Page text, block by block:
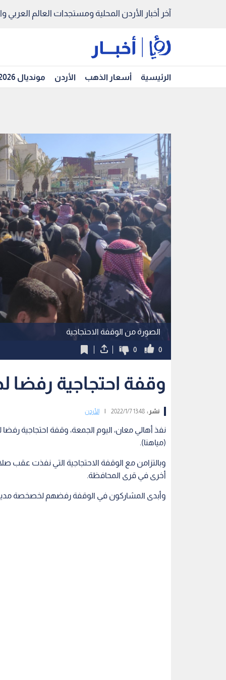
آخر أخبار الأردن المحلية ومستجدات العالم العربي
الرئيسية أسعار الذهب الأردن مونديال 2026
الصورة من الوقفة الاحتجاجية
0
0
وقفة احتجاجية
نشر :13:48 2022/1/7 الأردن
نفذ أهالي معان، اليوم الجمعة، وقفة احتجاجية
(مياهنا).
وبالتزامن مع الوقفة الاحتجاجية التي نفذت عقب
أخرى في قرى المحافظة.
وأبدى المشاركون في الوقفة رفضهم لخصخصة